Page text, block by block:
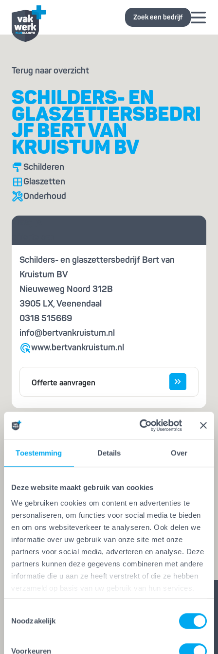
Toestemming Details Over
Deze website maakt gebruik van cookies
We gebruiken cookies om content en advertenties te
personaliseren, om functies voor social media te bieden
en om ons websiteverkeer te analyseren. Ook delen we
informatie over uw gebruik van onze site met onze
partners voor social media, adverteren en analyse. Deze
partners kunnen deze gegevens combineren met andere
informatie die u aan ze heeft verstrekt of die ze hebben
verzameld op basis van uw gebruik van hun services.
Noodzakelijk
Voorkeuren
Zoek een bedrijf
Terug naar overzicht
SCHILDERS- EN
GLASZETTERSBEDRI
JF BERT VAN
KRUISTUM BV
Schilderen
Glaszetten
Onderhoud
Vraag je
Schilders- en glaszettersbedrijf Bert van
Kruistum BV
Nieuweweg Noord 312B
3905 LX,Veenendaal
0318 515669
info@bertvankruistum.nl
www.bertvankruistum.nl
Offerte aanvragen
Iemand die zegt dat hij het kan, is nog
geen vakman
Een echte vakman of -vrouw herken je aan de
kwaliteitskeurmerk voor schilders, behangers,
glaszetters en onderhoudsbedrijven. Alleen wie
aan de strengste kwaliteitseisen voldoet, mag het
keurmerk voeren. Zo ben je zeker van vakwerk,
duidelijke afspraken en zes glasheldere garanties.